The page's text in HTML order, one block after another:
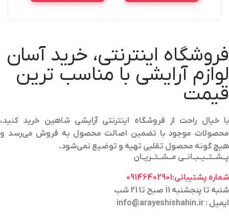
فروشگاه اینترنتی، خرید آسان
لوازم آرایشی با مناسب ترین
قیمت
با خیال راحت از فروشگاه اینترنتی آرایشی شاهین خرید کنید،
محصولات موجود با تضمین اصالت محصول به فروش می‌رسد و
هیچ گونه محصول تقلبی تهیه و توضیع نمی‌شود.
پــشــتــیــبــانــی مــشــتــریــان
شماره پشتیبانی:09146402901
شنبه تا پنجشنبه 11 صبح تا 21 شب
ایمیل : info@arayeshishahin.ir